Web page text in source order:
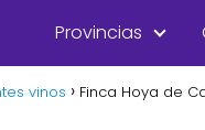
Provincias
vinos
Finca Hoya de